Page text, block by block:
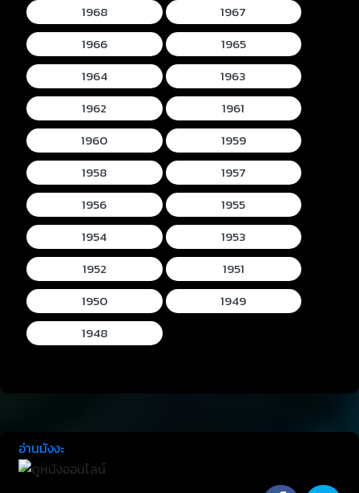
1968
1967
1966
1965
1964
1963
1962
1961
1960
1959
1958
1957
1956
1955
1954
1953
1952
1951
1950
1949
1948
อ่านมังงะ